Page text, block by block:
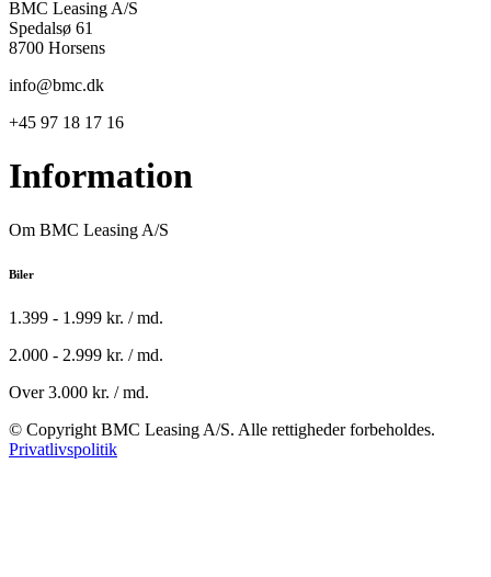
BMC Leasing A/S
Spedalsø 61
8700 Horsens
info@bmc.dk
+45 97 18 17 16
Information
Om BMC Leasing A/S
Biler
1.399 - 1.999 kr. / md.
2.000 - 2.999 kr. / md.
Over 3.000 kr. / md.
© Copyright BMC Leasing A/S. Alle rettigheder forbeholdes.
Privatlivspolitik